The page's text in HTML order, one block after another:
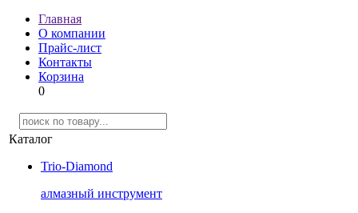
Главная
О компании
Прайс-лист
Контакты
Корзина
0
Каталог
Trio-Diamond
алмазный инструмент